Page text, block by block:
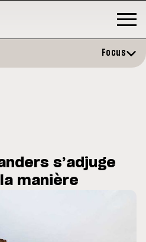
MOTO GP
Focus
s’adjuge
manière